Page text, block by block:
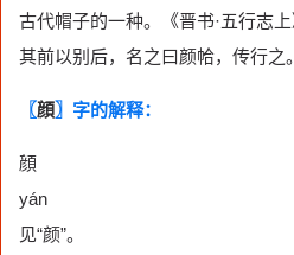
古代帽子的一种。《晋书·五行志
其前以别后，名之曰颜帢，传行之。
〖顔〗字的解释：
顔
yán
见“颜”。